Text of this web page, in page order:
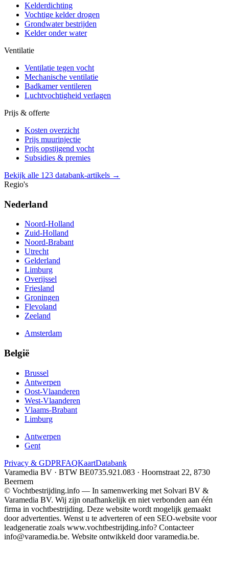
Kelderdichting
Vochtige kelder drogen
Grondwater bestrijden
Kelder onder water
Ventilatie
Ventilatie tegen vocht
Mechanische ventilatie
Badkamer ventileren
Luchtvochtigheid verlagen
Prijs & offerte
Kosten overzicht
Prijs muurinjectie
Prijs opstijgend vocht
Subsidies & premies
Bekijk alle 123 databank-artikels →
Regio's
Nederland
Noord-Holland
Zuid-Holland
Noord-Brabant
Utrecht
Gelderland
Limburg
Overijssel
Friesland
Groningen
Flevoland
Zeeland
Amsterdam
België
Brussel
Antwerpen
Oost-Vlaanderen
West-Vlaanderen
Vlaams-Brabant
Limburg
Antwerpen
Gent
Privacy & GDPRFAQKaartDatabank
Varamedia BV · BTW BE0735.921.083 · Hoornstraat 22, 8730
Beernem
© Vochtbestrijding.info — In samenwerking met Solvari BV &
Varamedia BV. Wij zijn onafhankelijk en niet verbonden aan één
firma in vochtbestrijding. Deze website wordt mogelijk gemaakt
door advertenties. Wenst u te adverteren of een SEO-website voor
leadgeneratie zoals www.vochtbestrijding.info? Contacteer
info@varamedia.be. Website ontwikkeld door varamedia.be.